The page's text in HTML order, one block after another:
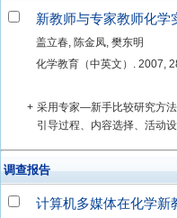
新教师与专家教师化学
盖立春, 陈金凤, 樊东明
化学教育（中英文）. 2007,
+ 采用专家—新手比较研究方法
引导过程、内容选择、活动
调查报告
计算机多媒体在化学新